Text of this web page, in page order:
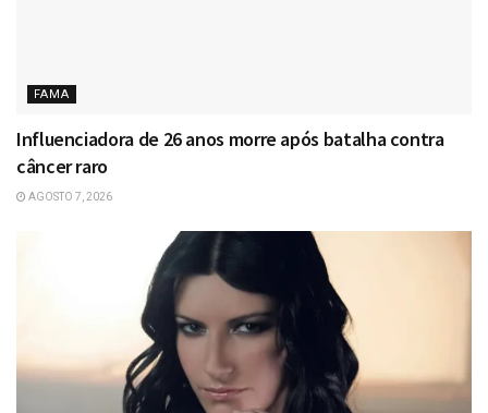
FAMA
Influenciadora de 26 anos morre após batalha contra
câncer raro
AGOSTO 7, 2026